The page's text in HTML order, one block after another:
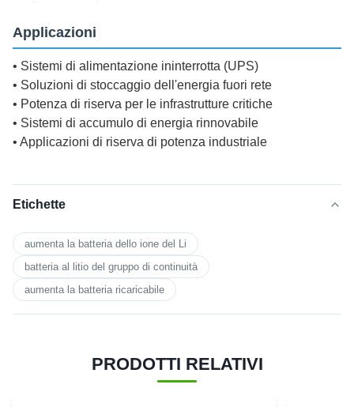
Applicazioni
• Sistemi di alimentazione ininterrotta (UPS)
• Soluzioni di stoccaggio dell'energia fuori rete
• Potenza di riserva per le infrastrutture critiche
• Sistemi di accumulo di energia rinnovabile
• Applicazioni di riserva di potenza industriale
Etichette
aumenta la batteria dello ione del Li
batteria al litio del gruppo di continuità
aumenta la batteria ricaricabile
PRODOTTI RELATIVI